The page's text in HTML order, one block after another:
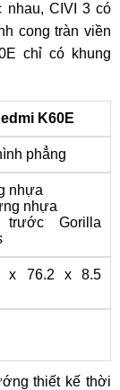
nhau, CIVI 3 có
cong tràn viền
chỉ có khung
K60E
phẳng
nhựa
nhựa
trước Gorilla
x 76.2 x 8.5
thiết kế thời